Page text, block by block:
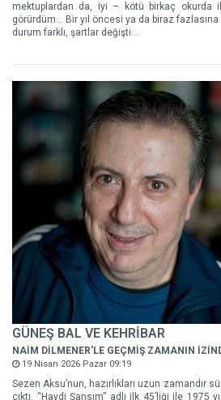
mektuplardan da, iyi – kötü birkaç okurda
görürdüm... Bir yıl öncesi ya da biraz
durum farklı, şartlar değişti...
GÜNEŞ BAL VE KEHRİBAR
NAİM DİLMENER'LE GEÇMİŞ ZAMANIN
19 Nisan 2026 Pazar 09:19
Sezen Aksu’nun, hazırlıkları uzun zamandır
çıktı. “Haydi Şansım” adlı ilk 45’liği ile 1975